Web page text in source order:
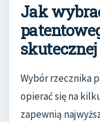
Jak
Wybór rzecznika
opierać się na
zapewnią